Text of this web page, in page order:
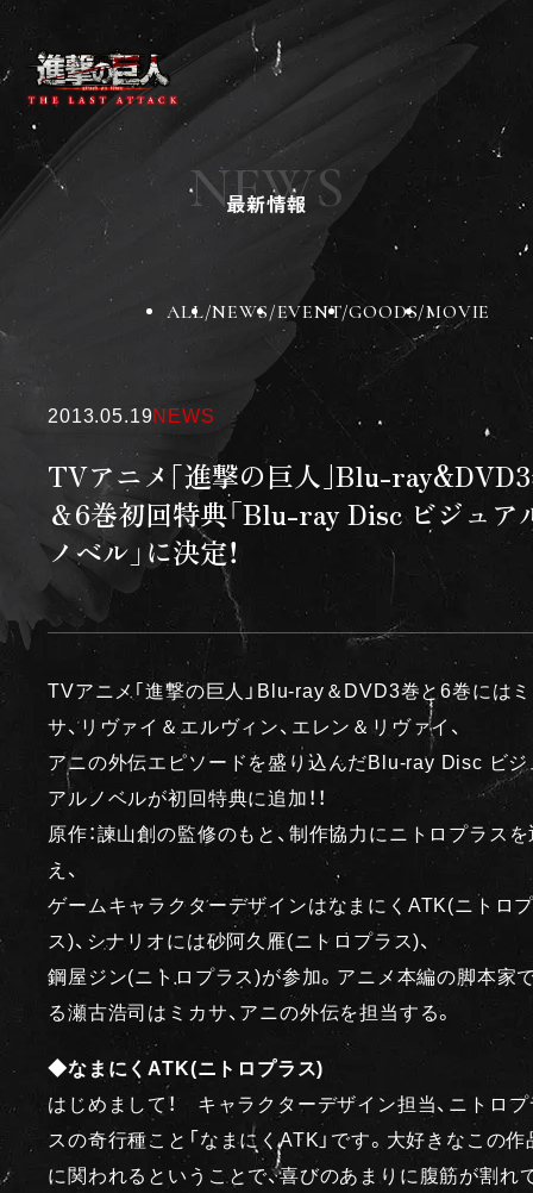
ニュース
作品紹介
チケット
劇場グッズ
劇場一覧
BD&DVD
スペシャル
X
Instagram
NEWS
最新情報
ALL NEWS EVENT GOODS MOVIE
2013.05.19NEWS
TVアニメ｢進撃の巨人｣Blu-
＆6巻初回特典「Blu-ray Disc ビジュア
ノベル」に決定！
TVアニメ｢進撃の巨人」Blu-ray＆DVD3巻と6巻には
サ、リヴァイ＆エルヴィン、エレン＆リヴァイ、
アニの外伝エピソードを盛り込んだBlu-ray Disc ビ
アルノベルが初回特典に追加！！
原作：諫山創の監修のもと、制作協力にニトロプラス
え、
ゲームキャラクターデザインはなまにくATK(ニトロ
ス)、シナリオには砂阿久雁(ニトロプラス)、
鋼屋ジン(ニトロプラス)が参加。アニメ本編の脚本家
る瀬古浩司はミカサ、アニの外伝を担当する。
◆なまにくATK(ニトロプラス)
はじめまして！ キャラクターデザイン担当、ニトロ
スの奇行種こと「なまにくATK」です。大好きなこの作
に関われるということで、喜びのあまりに腹筋が割れ